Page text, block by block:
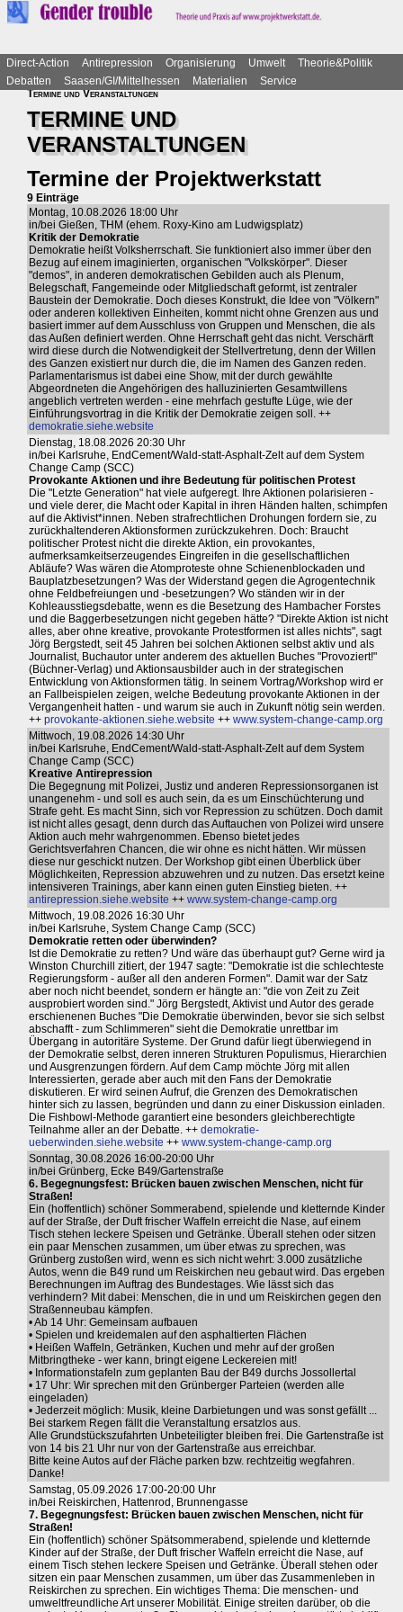
Direct-Action Antirepression Organisierung Umwelt
Theorie&Politik
Debatten
Saasen/GI/Mittelhessen Materialien
Service
Termine und Veranstaltungen
TERMINE UND
VERANSTALTUNGEN
Termine der Projektwerkstatt
9 Einträge
Montag, 10.08.2026 18:00 Uhr
in/bei Gießen, THM (ehem. Roxy-Kino am Ludwigsplatz)
Kritik der Demokratie
Demokratie heißt Volksherrschaft. Sie funktioniert also immer über den
Bezug auf einem imaginierten, organischen "Volkskörper". Dieser
"demos", in anderen demokratischen Gebilden auch als Plenum,
Belegschaft, Fangemeinde oder Mitgliedschaft geformt, ist zentraler
Baustein der Demokratie. Doch dieses Konstrukt, die Idee von "Völkern"
oder anderen kollektiven Einheiten, kommt nicht ohne Grenzen aus und
basiert immer auf dem Ausschluss von Gruppen und Menschen, die als
das Außen definiert werden. Ohne Herrschaft geht das nicht. Verschärft
wird diese durch die Notwendigkeit der Stellvertretung, denn der Willen
des Ganzen existiert nur durch die, die im Namen des Ganzen reden.
Parlamentarismus ist dabei eine Show, mit der durch gewählte
Abgeordneten die Angehörigen des halluzinierten Gesamtwillens
angeblich vertreten werden - eine mehrfach gestufte Lüge, wie der
Einführungsvortrag in die Kritik der Demokratie zeigen soll. ++
demokratie.siehe.website
Dienstag, 18.08.2026 20:30 Uhr
in/bei Karlsruhe, EndCement/Wald-statt-Asphalt-Zelt auf dem System
Change Camp (SCC)
Provokante Aktionen und ihre Bedeutung für politischen Protest
Die "Letzte Generation" hat viele aufgeregt. Ihre Aktionen polarisieren -
und viele derer, die Macht oder Kapital in ihren Händen halten, schimpfen
auf die Aktivist*innen. Neben strafrechtlichen Drohungen fordern sie, zu
zurückhaltenderen Aktionsformen zurückzukehren. Doch: Braucht
politischer Protest nicht die direkte Aktion, ein provokantes,
aufmerksamkeitserzeugendes Eingreifen in die gesellschaftlichen
Abläufe? Was wären die Atomproteste ohne Schienenblockaden und
Bauplatzbesetzungen? Was der Widerstand gegen die Agrogentechnik
ohne Feldbefreiungen und -besetzungen? Wo ständen wir in der
Kohleausstiegsdebatte, wenn es die Besetzung des Hambacher Forstes
und die Baggerbesetzungen nicht gegeben hätte? "Direkte Aktion ist nicht
alles, aber ohne kreative, provokante Protestformen ist alles nichts", sagt
Jörg Bergstedt, seit 45 Jahren bei solchen Aktionen selbst aktiv und als
Journalist, Buchautor unter anderem des aktuellen Buches "Provoziert!"
(Büchner-Verlag) und Aktionsausbilder auch in der strategischen
Entwicklung von Aktionsformen tätig. In seinem Vortrag/Workshop wird er
an Fallbeispielen zeigen, welche Bedeutung provokante Aktionen in der
Vergangenheit hatten - und warum sie auch in Zukunft nötig sein werden.
++ provokante-aktionen.siehe.website ++ www.system-change-camp.org
Mittwoch, 19.08.2026 14:30 Uhr
in/bei Karlsruhe, EndCement/Wald-statt-Asphalt-Zelt auf dem System
Change Camp (SCC)
Kreative Antirepression
Die Begegnung mit Polizei, Justiz und anderen Repressionsorganen ist
unangenehm - und soll es auch sein, da es um Einschüchterung und
Strafe geht. Es macht Sinn, sich vor Repression zu schützen. Doch damit
ist nicht alles gesagt, denn durch das Auftauchen von Polizei wird unsere
Aktion auch mehr wahrgenommen. Ebenso bietet jedes
Gerichtsverfahren Chancen, die wir ohne es nicht hätten. Wir müssen
diese nur geschickt nutzen. Der Workshop gibt einen Überblick über
Möglichkeiten, Repression abzuwehren und zu nutzen. Das ersetzt keine
intensiveren Trainings, aber kann einen guten Einstieg bieten. ++
antirepression.siehe.website ++ www.system-change-camp.org
Mittwoch, 19.08.2026 16:30 Uhr
in/bei Karlsruhe, System Change Camp (SCC)
Demokratie retten oder überwinden?
Ist die Demokratie zu retten? Und wäre das überhaupt gut? Gerne wird ja
Winston Churchill zitiert, der 1947 sagte: "Demokratie ist die schlechteste
Regierungsform - außer all den anderen Formen". Damit war der Satz
aber noch nicht beendet, sondern er hängte an: "die von Zeit zu Zeit
ausprobiert worden sind." Jörg Bergstedt, Aktivist und Autor des gerade
erschienenen Buches "Die Demokratie überwinden, bevor sie sich selbst
abschafft - zum Schlimmeren" sieht die Demokratie unrettbar im
Übergang in autoritäre Systeme. Der Grund dafür liegt überwiegend in
der Demokratie selbst, deren inneren Strukturen Populismus, Hierarchien
und Ausgrenzungen fördern. Auf dem Camp möchte Jörg mit allen
Interessierten, gerade aber auch mit den Fans der Demokratie
diskutieren. Er wird seinen Aufruf, die Grenzen des Demokratischen
hinter sich zu lassen, begründen und dann zu einer Diskussion einladen.
Die Fishbowl-Methode garantiert eine besonders gleichberechtigte
Teilnahme aller an der Debatte. ++ demokratie-
ueberwinden.siehe.website ++ www.system-change-camp.org
Sonntag, 30.08.2026 16:00-20:00 Uhr
in/bei Grünberg, Ecke B49/Gartenstraße
6. Begegnungsfest: Brücken bauen zwischen Menschen, nicht für
Straßen!
Ein (hoffentlich) schöner Sommerabend, spielende und kletternde Kinder
auf der Straße, der Duft frischer Waffeln erreicht die Nase, auf einem
Tisch stehen leckere Speisen und Getränke. Überall stehen oder sitzen
ein paar Menschen zusammen, um über etwas zu sprechen, was
Grünberg zustoßen wird, wenn es sich nicht wehrt: 3.000 zusätzliche
Autos, wenn die B49 rund um Reiskirchen neu gebaut wird. Das ergeben
Berechnungen im Auftrag des Bundestages. Wie lässt sich das
verhindern? Mit dabei: Menschen, die in und um Reiskirchen gegen den
Straßenneubau kämpfen.
• Ab 14 Uhr: Gemeinsam aufbauen
• Spielen und kreidemalen auf den asphaltierten Flächen
• Heißen Waffeln, Getränken, Kuchen und mehr auf der großen
Mitbringtheke - wer kann, bringt eigene Leckereien mit!
• Informationstafeln zum geplanten Bau der B49 durchs Jossollertal
• 17 Uhr: Wir sprechen mit den Grünberger Parteien (werden alle
eingeladen)
• Jederzeit möglich: Musik, kleine Darbietungen und was sonst gefällt ...
Bei starkem Regen fällt die Veranstaltung ersatzlos aus.
Alle Grundstückszufahrten Unbeteiligter bleiben frei. Die Gartenstraße ist
von 14 bis 21 Uhr nur von der Gartenstraße aus erreichbar.
Bitte keine Autos auf der Fläche parken bzw. rechtzeitig wegfahren.
Danke!
Samstag, 05.09.2026 17:00-20:00 Uhr
in/bei Reiskirchen, Hattenrod, Brunnengasse
7. Begegnungsfest: Brücken bauen zwischen Menschen, nicht für
Straßen!
Ein (hoffentlich) schöner Spätsommerabend, spielende und kletternde
Kinder auf der Straße, der Duft frischer Waffeln erreicht die Nase, auf
einem Tisch stehen leckere Speisen und Getränke. Überall stehen oder
sitzen ein paar Menschen zusammen, um über das Zusammenleben in
Reiskirchen zu sprechen. Ein wichtiges Thema: Die menschen- und
umweltfreundliche Art unserer Mobilität. Einige streiten darüber, ob die